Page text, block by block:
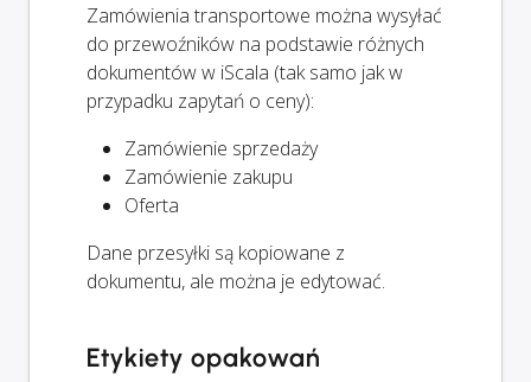
Zamówienia transportowe można wysyłać
do przewoźników na podstawie różnych
dokumentów w iScala (tak samo jak w
przypadku zapytań o ceny):
Zamówienie sprzedaży
Zamówienie zakupu
Oferta
Dane przesyłki są kopiowane z
dokumentu, ale można je edytować.
Etykiety opakowań